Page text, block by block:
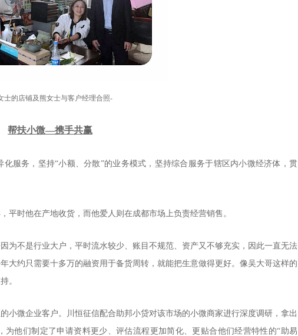
士的店铺及熊女士与客户经理合照-
帮扶小微—携手共赢
服务，坚持“小额、分散”的业务模式，坚持综合服务于辖区内小微经济体，贯
平时他在产地收货，而他爱人则在成都市场上负责经营销售。
为不是行业大户，平时流水较少、账目不规范、资产又不够充实，因此一直无法
大约只需要十多万的融资用于备货周转，就能把生意做得更好。像吴大哥这样的
。
小微企业客户。川恒征信配合助邦小贷对该市场的小微商家进行深度调研，拿出
他们制定了申请资料更少、评估流程更加简化、更贴合他们经营特性的“助易